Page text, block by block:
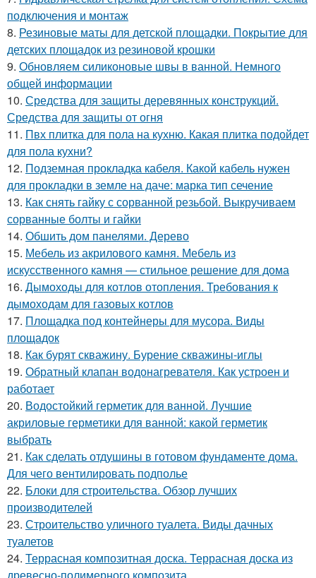
подключения и монтаж
8. Резиновые маты для детской площадки. Покрытие для
детских площадок из резиновой крошки
9. Обновляем силиконовые швы в ванной. Немного
общей информации
10. Средства для защиты деревянных конструкций.
Средства для защиты от огня
11. Пвх плитка для пола на кухню. Какая плитка подойдет
для пола кухни?
12. Подземная прокладка кабеля. Какой кабель нужен
для прокладки в земле на даче: марка тип сечение
13. Как снять гайку с сорванной резьбой. Выкручиваем
сорванные болты и гайки
14. Обшить дом панелями. Дерево
15. Мебель из акрилового камня. Мебель из
искусственного камня — стильное решение для дома
16. Дымоходы для котлов отопления. Требования к
дымоходам для газовых котлов
17. Площадка под контейнеры для мусора. Виды
площадок
18. Как бурят скважину. Бурение скважины-иглы
19. Обратный клапан водонагревателя. Как устроен и
работает
20. Водостойкий герметик для ванной. Лучшие
акриловые герметики для ванной: какой герметик
выбрать
21. Как сделать отдушины в готовом фундаменте дома.
Для чего вентилировать подполье
22. Блоки для строительства. Обзор лучших
производителей
23. Строительство уличного туалета. Виды дачных
туалетов
24. Террасная композитная доска. Террасная доска из
древесно-полимерного композита